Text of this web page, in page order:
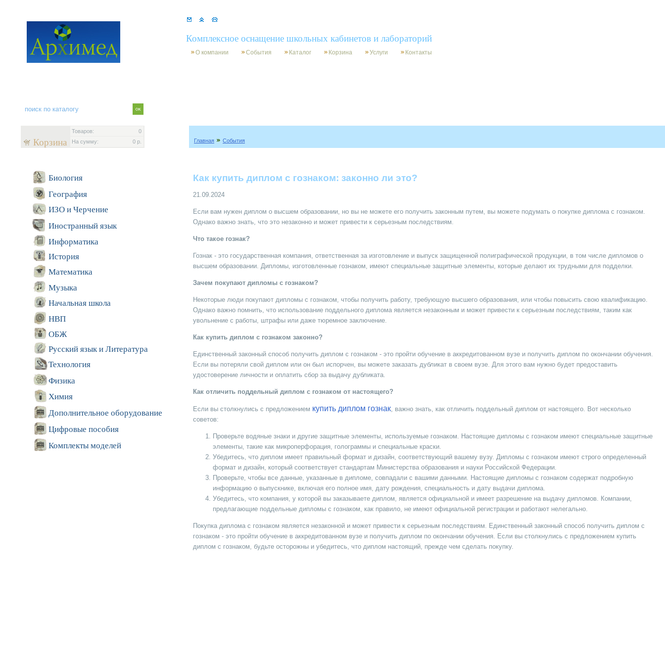
Комплексное оснащение школьных кабинетов и лабораторий
О компании События Каталог Корзина Услуги Контакты
Корзина
Товаров:
На сумму:
0
0 р.
Главная События
Биология
География
ИЗО и Черчение
Иностранный язык
Информатика
История
Математика
Музыка
Начальная школа
НВП
ОБЖ
Русский язык и Литература
Технология
Физика
Химия
Дополнительное оборудование
Цифровые пособия
Комплекты моделей
Как купить диплом с гознаком: законно ли это?
21.09.2024
Если вам нужен диплом о высшем образовании, но вы не можете его получить законным путем, вы можете подумать о покупке диплома с гознаком.
Однако важно знать, что это незаконно и может привести к серьезным последствиям.
Что такое гознак?
Гознак - это государственная компания, ответственная за изготовление и выпуск защищенной полиграфической продукции, в том числе дипломов о
высшем образовании. Дипломы, изготовленные гознаком, имеют специальные защитные элементы, которые делают их трудными для подделки.
Зачем покупают дипломы с гознаком?
Некоторые люди покупают дипломы с гознаком, чтобы получить работу, требующую высшего образования, или чтобы повысить свою квалификацию.
Однако важно помнить, что использование поддельного диплома является незаконным и может привести к серьезным последствиям, таким как
увольнение с работы, штрафы или даже тюремное заключение.
Как купить диплом с гознаком законно?
Единственный законный способ получить диплом с гознаком - это пройти обучение в аккредитованном вузе и получить диплом по окончании обучения.
Если вы потеряли свой диплом или он был испорчен, вы можете заказать дубликат в своем вузе. Для этого вам нужно будет предоставить
удостоверение личности и оплатить сбор за выдачу дубликата.
Как отличить поддельный диплом с гознаком от настоящего?
Если вы столкнулись с предложением купить диплом гознак, важно знать, как отличить поддельный диплом от настоящего. Вот несколько
советов:
Проверьте водяные знаки и другие защитные элементы, используемые гознаком. Настоящие дипломы с гознаком имеют специальные защитные
элементы, такие как микроперфорация, голограммы и специальные краски.
Убедитесь, что диплом имеет правильный формат и дизайн, соответствующий вашему вузу. Дипломы с гознаком имеют строго определенный
формат и дизайн, который соответствует стандартам Министерства образования и науки Российской Федерации.
Проверьте, чтобы все данные, указанные в дипломе, совпадали с вашими данными. Настоящие дипломы с гознаком содержат подробную
информацию о выпускнике, включая его полное имя, дату рождения, специальность и дату выдачи диплома.
Убедитесь, что компания, у которой вы заказываете диплом, является официальной и имеет разрешение на выдачу дипломов. Компании,
предлагающие поддельные дипломы с гознаком, как правило, не имеют официальной регистрации и работают нелегально.
Покупка диплома с гознаком является незаконной и может привести к серьезным последствиям. Единственный законный способ получить диплом с
гознаком - это пройти обучение в аккредитованном вузе и получить диплом по окончании обучения. Если вы столкнулись с предложением купить
диплом с гознаком, будьте осторожны и убедитесь, что диплом настоящий, прежде чем сделать покупку.